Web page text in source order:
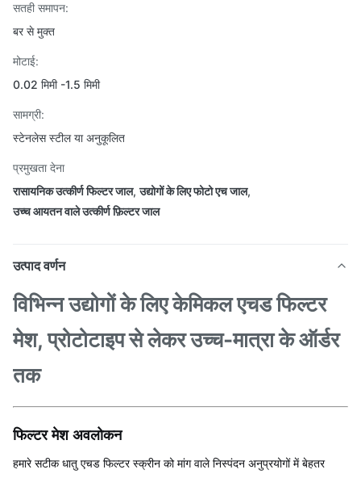
सतही समापन:
बर से मुक्त
मोटाई:
0.02 मिमी -1.5 मिमी
सामग्री:
स्टेनलेस स्टील या अनुकूलित
प्रमुखता देना
रासायनिक उत्कीर्ण फिल्टर जाल,उद्योगों के लिए फोटो एच जाल,
उच्च आयतन वाले उत्कीर्ण फ़िल्टर जाल
उत्पाद वर्णन
विभिन्न उद्योगों के लिए केमिकल एचड फिल्टर
मेश, प्रोटोटाइप से लेकर उच्च-मात्रा के ऑर्डर
तक
फिल्टर मेश अवलोकन
हमारे सटीक धातु एचड फिल्टर स्क्रीन को मांग वाले निस्पंदन अनुप्रयोगों में बेहतर